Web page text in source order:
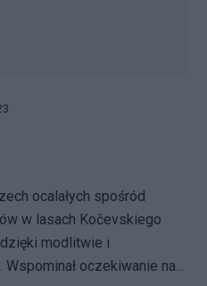
ocalałych spośród
w lasach Kočevskiego
dzięki modlitwie i
oczekiwanie na...